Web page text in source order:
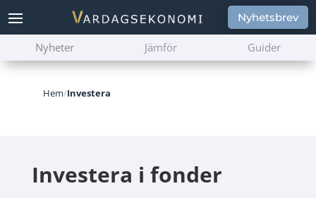
Nyhetsbrev
Nyheter Jämför Guider
Hem/Investera
Investera i fonder